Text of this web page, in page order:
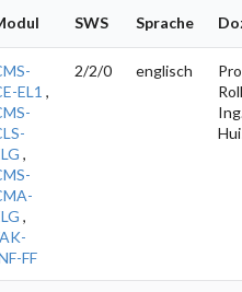
SWS Sprache
EL1 ,
,
,
FF
2/2/0 englisch